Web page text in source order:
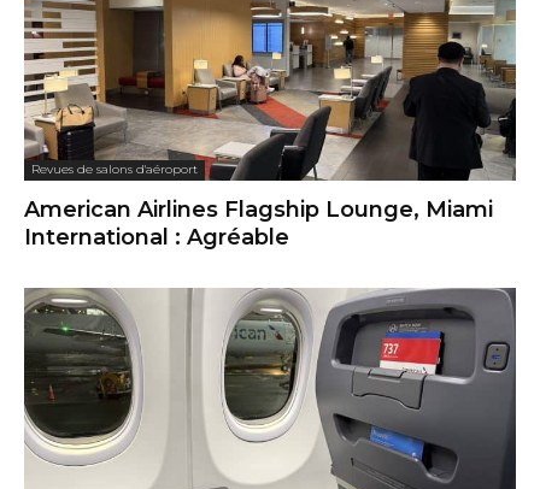
Revues de salons d'aéroport
American Airlines Flagship Lounge, Miami
International : Agréable